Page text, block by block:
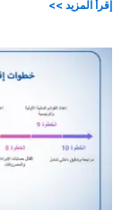
إقرأ المزيد >>